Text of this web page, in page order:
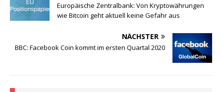
Europäische Zentralbank: Von Kryptowährungen
wie Bitcoin geht aktuell keine Gefahr aus
NÄCHSTER
BBC: Facebook Coin kommt im ersten Quartal 2020